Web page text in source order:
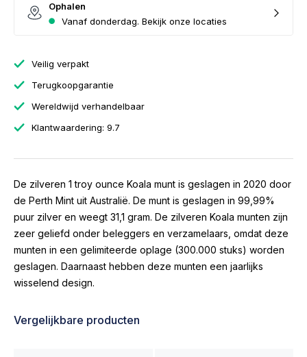
Ophalen
Vanaf donderdag. Bekijk onze locaties
Veilig verpakt
Terugkoopgarantie
Wereldwijd verhandelbaar
Klantwaardering: 9.7
De zilveren 1 troy ounce Koala munt is geslagen in 2020 door
de Perth Mint uit Australië. De munt is geslagen in 99,99%
puur zilver en weegt 31,1 gram. De zilveren Koala munten zijn
zeer geliefd onder beleggers en verzamelaars, omdat deze
munten in een gelimiteerde oplage (300.000 stuks) worden
geslagen. Daarnaast hebben deze munten een jaarlijks
wisselend design.
Vergelijkbare producten